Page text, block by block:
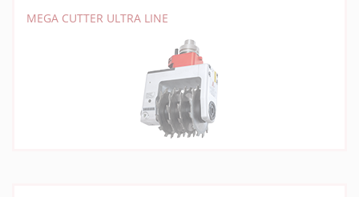
MEGA CUTTER ULTRA LINE